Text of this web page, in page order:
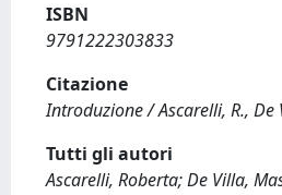
ISBN
9791222303833
Citazione
Introduzione / Ascarelli, R., De
Tutti gli autori
Ascarelli, Roberta; De Villa,